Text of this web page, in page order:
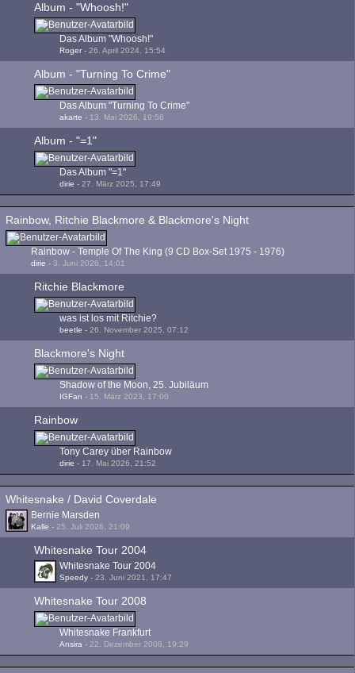
Album - "Whoosh!"
Das Album "Whoosh!"
Roger - 26. April 2024, 15:54
Album - "Turning To Crime"
Das Album "Turning To Crime"
akarte - 13. Mai 2026, 19:56
Album - "=1"
Das Album "=1"
dirie - 27. März 2025, 17:49
Rainbow, Ritchie Blackmore & Blackmore's Night
Rainbow - Temple Of The King (9 CD Box-Set 1975 - 1976)
dirie - 3. Juni 2026, 14:01
Ritchie Blackmore
was ist los mit Ritchie?
beetle - 26. November 2025, 07:12
Blackmore's Night
Shadow of the Moon, 25. Jubiläum
IGFan - 15. März 2023, 17:00
Rainbow
Tony Carey über Rainbow
dirie - 17. Mai 2026, 21:52
Whitesnake / David Coverdale
Bernie Marsden
Kalle - 25. Juli 2026, 21:09
Whitesnake Tour 2004
Whitesnake Tour 2004
Speedy - 23. Juni 2021, 17:47
Whitesnake Tour 2008
Whitesnake Frankfurt
Ansira - 22. Dezember 2008, 19:29